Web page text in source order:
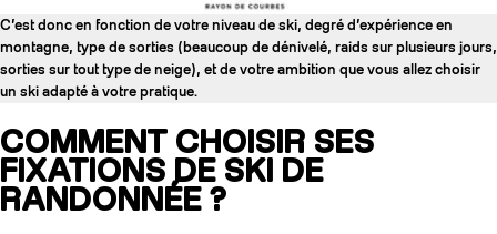
C’est donc en fonction de votre niveau de ski, degré d’expérience en
montagne, type de sorties (beaucoup de dénivelé, raids sur plusieurs jours,
sorties sur tout type de neige), et de votre ambition que vous allez choisir
un ski adapté à votre pratique.
COMMENT CHOISIR SES
FIXATIONS DE SKI DE
RANDONNÉE ?